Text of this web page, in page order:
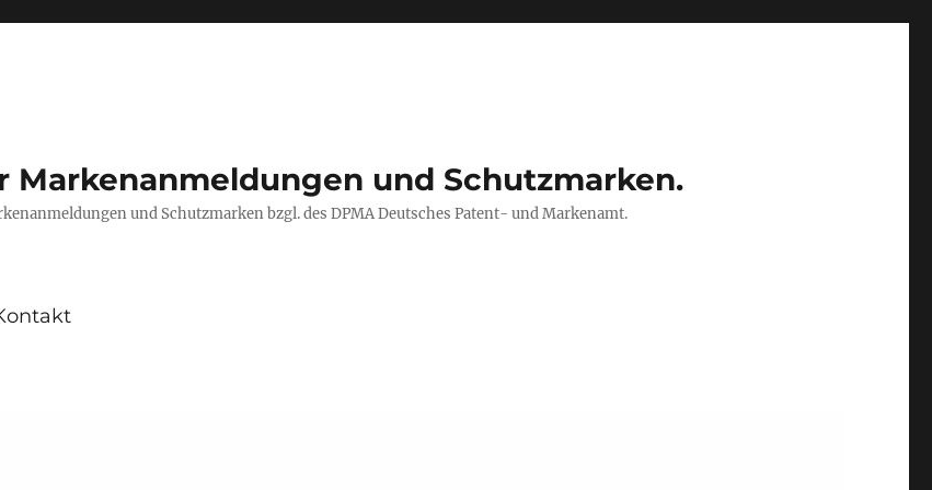
Markenanmeldungen und Schutzmarken.
und Schutzmarken bzgl. des DPMA Deutsches Patent- und Markenamt.